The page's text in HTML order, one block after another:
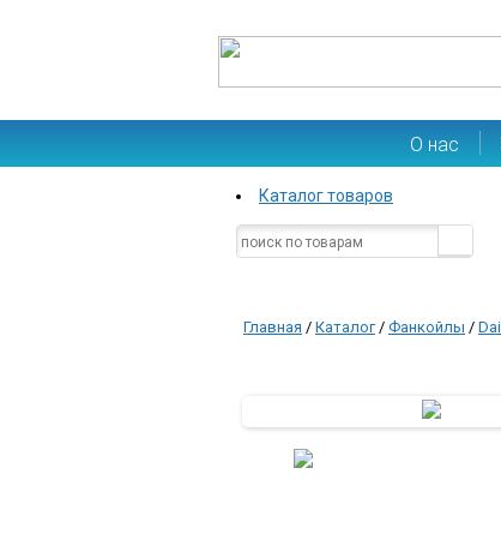
О нас
Каталог товаров
Главная / Каталог/ Фанкойлы /